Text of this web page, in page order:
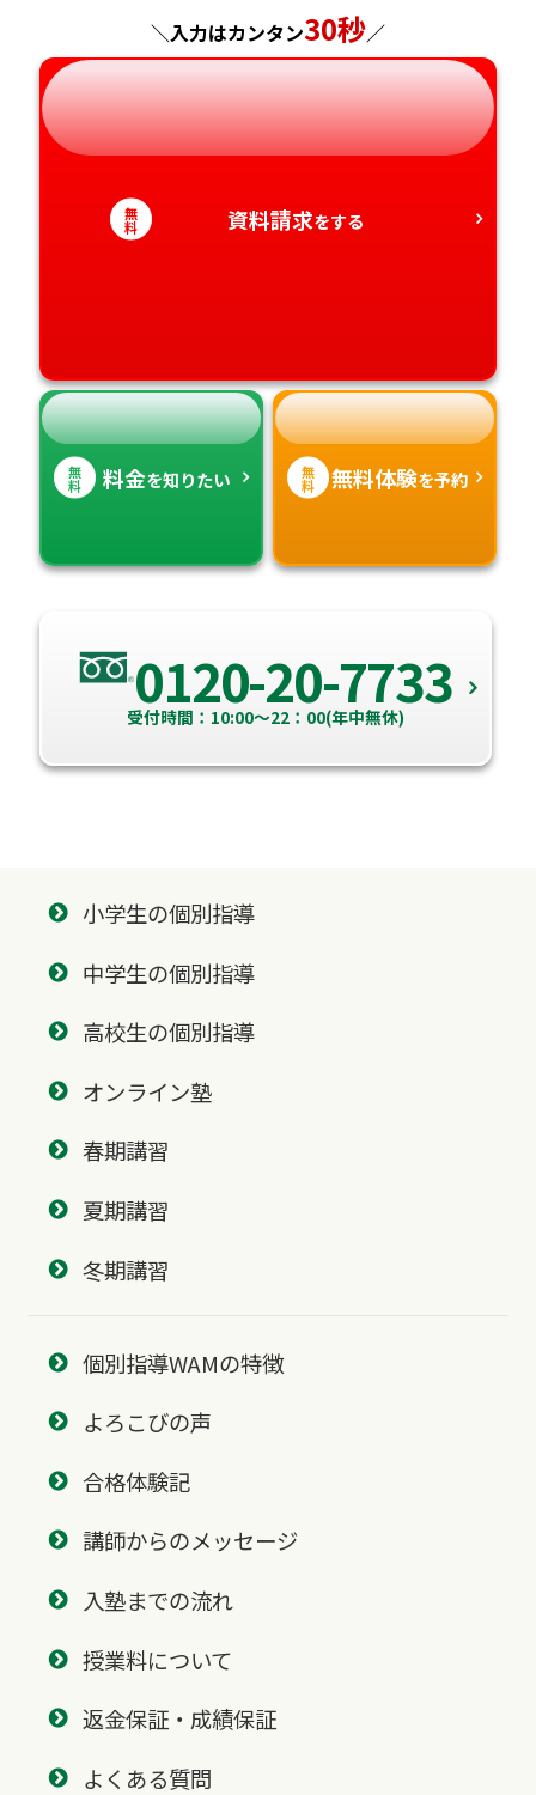
神奈川県
長野県
岐阜県
静岡県
愛知県
兵庫県
奈良県
和歌山県
広島県
山口県
徳島県
香川県
長崎県
熊本県
大分県
宮崎県
＼入力はカンタン30秒／
無
料 資料請求をする
無
料 料金を知りたい 無
料 無料体験を予約
0120-20-7733
受付時間：10:00～22：00(年中無休)
小学生の個別指導
中学生の個別指導
高校生の個別指導
オンライン塾
春期講習
夏期講習
冬期講習
個別指導WAMの特徴
よろこびの声
合格体験記
講師からのメッセージ
入塾までの流れ
授業料について
返金保証・成績保証
よくある質問